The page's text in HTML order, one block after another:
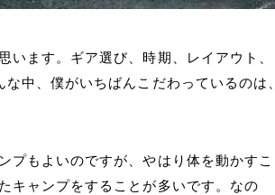
ます。ギア選び、時期、レイアウト、
中、僕がいちばんこだわっているのは、
プもよいのですが、やはり体を動かすこ
キャンプをすることが多いです。なの